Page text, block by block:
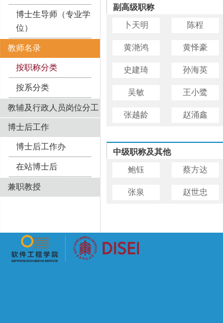
博士生导师（专业学
位）
教师名录
按职称分类
按系分类
教辅及行政人员岗位分工
博士后工作
博士后工作办
在站博士后
兼职教授
副高级职称
卜天明 陈程
黄滟鸿 黄怿豪
史建琦 孙海英
吴敏 王小鹭
张越龄 赵涌鑫
中级职称及其他
鲍钰 蔡方达
张泉 赵世忠